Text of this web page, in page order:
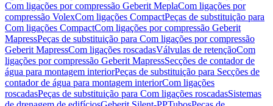
Com ligações por compressão Geberit MeplaCom ligações por
compressão VolexCom ligações CompactPeças de substituição para
Com ligações CompactCom ligações por compressão Geberit
MapressPeças de substituição para Com ligações por compressão
Geberit MapressCom ligações roscadasVálvulas de retençãoCom
ligações por compressão Geberit MapressSecções de contador de
água para montagem interiorPeças de substituição para Secções de
contador de água para montagem interiorCom ligações
roscadasPeças de substituição para Com ligações roscadasSistemas